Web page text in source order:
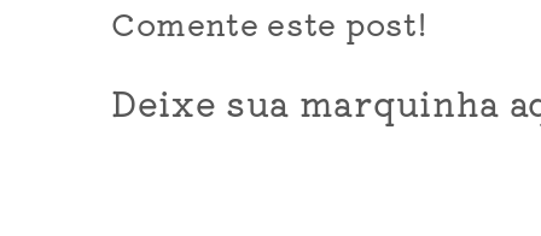
Comente este post!
Deixe sua marquinha